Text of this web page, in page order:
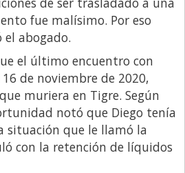
fue malísimo. Por eso
abogado.
el último encuentro con
de noviembre de 2020,
muriera en Tigre. Según
notó que Diego tenía
situación que le llamó la
con la retención de líquidos